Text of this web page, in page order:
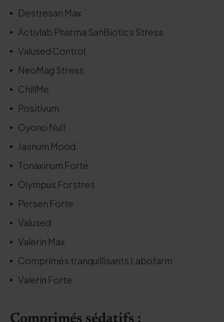
Destresan Max
Activlab Pharma SanBiotics Stress
Valused Control
NeoMag Stress
ChillMe
Positivum
Oyono Nuit
Jasnum Mood
Tonaxinum Forte
Olympus Forstres
Persen Forte
Valused
Valerin Max
Comprimés tranquillisants Labofarm
Valerin Forte
Comprimés sédatifs :